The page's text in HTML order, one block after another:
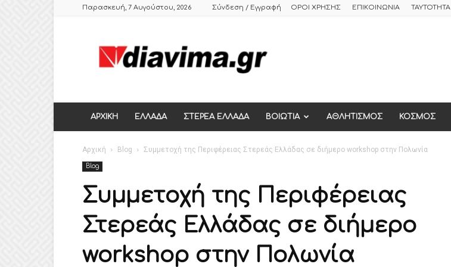
Παρασκευή, 7 Αυγούστου, 2026 Σύνδεση / Εγγραφή ΟΡΟΙ ΧΡΗΣΗΣ ΕΠΙΚΟΙΝΩΝΙΑ ΤΑΥΤΟΤΗΤΑ
ΕΒΔΟΜΑΔΙΑΙΑ
ΠΟΛΙΤΙΚΗ
ΕΛΛΑΔΑΣ,
ΘΗΒΑ
ΑΡΧΙΚΗ ΕΛΛΑΔΑ ΣΤΕΡΕΑ ΕΛΛΑΔΑ ΒΟΙΩΤΙΑ ΑΘΛΗΤΙΣΜΟΣ ΚΟΣΜΟΣ
Αρχική Blog Συμμετοχή της Περιφέρειας Στερεάς Ελλάδας σε διήμερο workshop στην Πολωνία
Blog
Συμμετοχή της Περιφέρειας
Στερεάς Ελλάδας σε διήμερο
workshop στην Πολωνία